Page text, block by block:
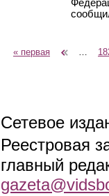
Страницы
« первая
Сетевое
Реестровая
главный